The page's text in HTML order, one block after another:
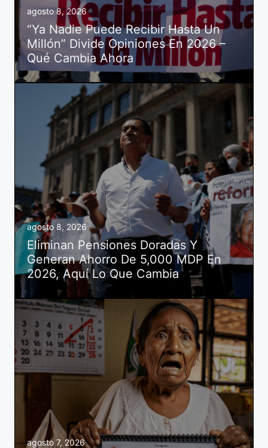
agosto 8, 2026
“Ya Nadie Puede Recibir Hasta Un
Millón” Divide Opiniones En 2026 –
Qué Cambia Ahora
agosto 8, 2026
Eliminan Pensiones Doradas Y
Generan Ahorro De 5,000 MDP En
2026, Aquí Lo Que Cambia
agosto 7, 2026